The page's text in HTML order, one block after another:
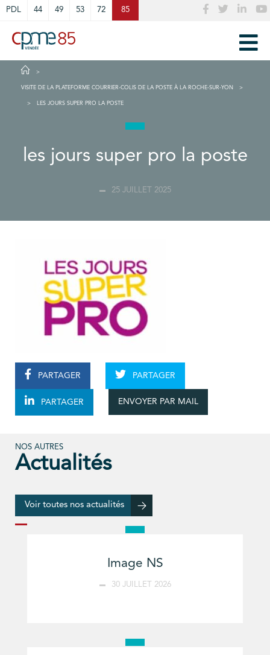
PDL 44 49 53 72 85
VISITE DE LA PLATEFORME COURRIER-COLIS DE LA POSTE À LA ROCHE-SUR-YON
LES JOURS SUPER PRO LA POSTE
les jours super pro la poste
25 JUILLET 2025
PARTAGER PARTAGER
PARTAGER ENVOYER PAR MAIL
NOS AUTRES
Actualités
Voir toutes nos actualités
Image NS
30 JUILLET 2026
Cookies management panel